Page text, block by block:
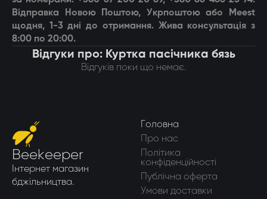
Відправка Новою Поштою, Укрпоштою або Meest
щодня, 1-3 дні до отримання. Жива консультація з
8:00 по 20:00.
Відгуки про: Куртка пасічника бязь
Відгуків поки що немає.
Beekeeper
Інтернет магазин
бджільництва.
Головна
Про нас
Політика
конфіденційності
Публічна оферта
Умови доставки